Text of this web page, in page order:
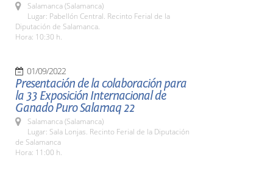
Salamanca (Salamanca)
Lugar: Pabellón Central. Recinto Ferial de la
Diputación de Salamanca.
Hora: 10:30 h.
01/09/2022
Presentación de la colaboración para
la 33 Exposición Internacional de
Ganado Puro Salamaq 22
Salamanca (Salamanca)
Lugar: Sala Lonjas. Recinto Ferial de la Diputación
de Salamanca
Hora: 11:00 h.